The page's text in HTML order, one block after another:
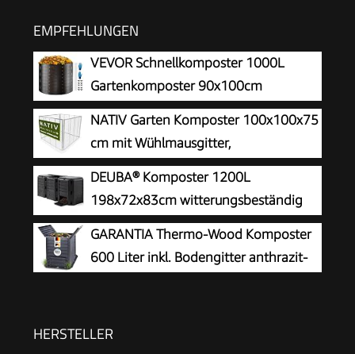
EMPFEHLUNGEN
VEVOR Schnellkomposter 1000L
Gartenkomposter 90x100cm
Thermokomposter HDPE-Kunststoff
Kompostierer korrosionsbeständig
hitzebeständig Kompostbehälter
Kompostierung für Reduzierung des Hausmülls
NATIV Garten Komposter 100x100x75
cm mit Wühlmausgitter,
Metallkomposter mit 750 Liter
Volumen, Drahtkomposter für eigenen Kompost,
Metall Komposter als Kompostsieb nutzbar,
Kompostierer
DEUBA® Komposter 1200L
198x72x83cm witterungsbeständig
Deckel klappbar Gartenkomposter
Thermokomposter Schnellkomposter
GARANTIA Thermo-Wood Komposter
600 Liter inkl. Bodengitter anthrazit-
HERSTELLER